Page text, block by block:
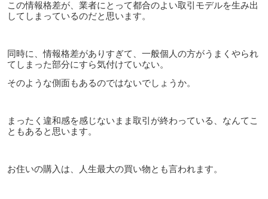
この情報格差が、業者にとって都合のよい取引モデルを生み出
してしまっているのだと思います。
同時に、情報格差がありすぎて、一般個人の方がうまくやられ
てしまった部分にすら気付けていない。
そのような側面もあるのではないでしょうか。
まったく違和感を感じないまま取引が終わっている、なんてこ
ともあると思います。
お住いの購入は、人生最大の買い物とも言われます。